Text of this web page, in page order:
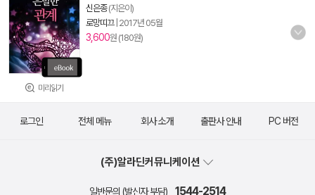
미리읽기
신은종(지은이)
로망띠끄| 2017년 05월
3,600원 (180원)
로그인 전체 메뉴 회사 소개 출판사 안내 PC 버전
(주)알라딘커뮤니케이션
일반문의 (발신자 부담) 1544-2514